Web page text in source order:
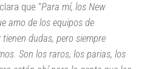
que "Para mí, los New
amo de los equipos de
dudas, pero siempre
Son los raros, los parias, los